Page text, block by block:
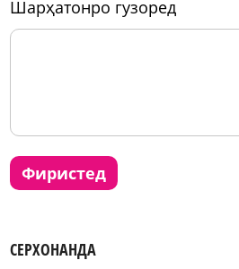
шарҳатонро гузоред
фиристед
СЕРХОНАНДА